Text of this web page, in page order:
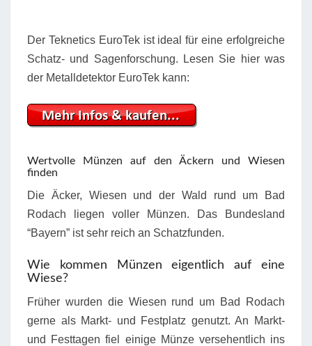
Der Teknetics EuroTek ist ideal für eine erfolgreiche
Schatz- und Sagenforschung. Lesen Sie hier was
der Metalldetektor EuroTek kann:
Wertvolle Münzen auf den Äckern und Wiesen
finden
Die Äcker, Wiesen und der Wald rund um Bad
Rodach liegen voller Münzen. Das Bundesland
“Bayern” ist sehr reich an Schatzfunden.
Wie kommen Münzen eigentlich auf eine
Wiese?
Früher wurden die Wiesen rund um Bad Rodach
gerne als Markt- und Festplatz genutzt. An Markt-
und Festtagen fiel einige Münze versehentlich ins